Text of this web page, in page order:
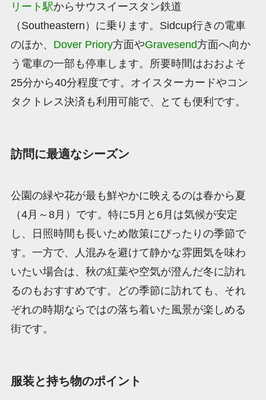
リート駅からサウスイースタン鉄道
（Southeastern）に乗ります。Sidcup行きの電車
のほか、 Dover Priory方面やGravesend方面へ向か
う電車の一部も停車します。所要時間はおおよそ
25分から40分程度です。オイスターカードやコン
タクトレス決済も利用可能で、とても便利です。
訪問に最適なシーズン
公園の緑や花が最も鮮やかに映えるのは春から夏
（4月～8月）です。特に5月と6月は気候が安定
し、日照時間も長いため散策にぴったりの季節で
す。一方で、人混みを避けて静かな雰囲気を味わ
いたい場合は、秋の紅葉や空気が澄んだ冬に訪れ
るのもおすすめです。どの季節に訪れても、それ
ぞれの時期ならではの落ち着いた風景が楽しめる
街です。
服装と持ち物のポイント